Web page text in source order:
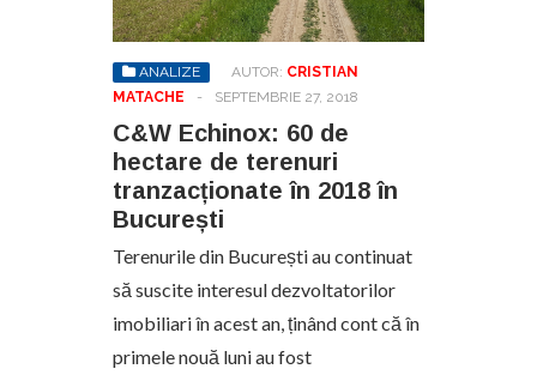
ANALIZE AUTOR: CRISTIAN
MATACHE
- SEPTEMBRIE 27, 2018
C&W Echinox: 60 de
hectare de terenuri
tranzacționate în 2018 în
București
Terenurile din București au continuat
să suscite interesul dezvoltatorilor
imobiliari în acest an, ținând cont că în
primele nouă luni au fost